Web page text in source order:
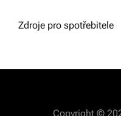
Zdroje pro spotřebitele
Copyright ©